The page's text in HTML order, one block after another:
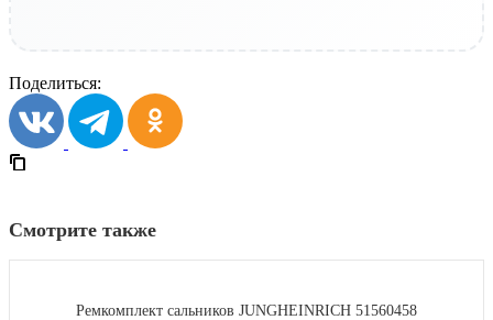
Поделиться:
Смотрите также
Ремкомплект сальников JUNGHEINRICH 51560458